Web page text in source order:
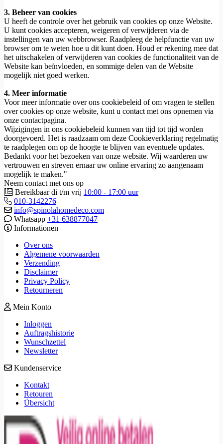
3. Beheer van cookies
U heeft de controle over het gebruik van cookies op onze Website.
U kunt cookies accepteren, weigeren of verwijderen via de
instellingen van uw webbrowser. Raadpleeg de helpfunctie van uw
browser om te weten hoe u dit kunt doen. Houd er rekening mee dat
het uitschakelen of verwijderen van cookies de functionaliteit van de
Website kan beïnvloeden, en sommige delen van de Website
mogelijk niet goed werken.
4. Meer informatie
Voor meer informatie over ons cookiebeleid of om vragen te stellen
over cookies op onze website, kunt u contact met ons opnemen via
onze contactpagina.
Wijzigingen in ons cookiebeleid kunnen van tijd tot tijd worden
doorgevoerd. Het is raadzaam om deze Cookieverklaring regelmatig
te raadplegen om op de hoogte te blijven van eventuele updates.
Bedankt voor het bezoeken van onze website. Wij waarderen uw
vertrouwen en streven ernaar uw online ervaring zo aangenaam
mogelijk te maken."
Neem contact met ons op
Bereikbaar di t/m vrij 10:00 - 17:00 uur
010-3142276
info@spinolahomedeco.com
Whatsapp +31 638877047
Informationen
Over ons
Algemene voorwaarden
Verzending
Disclaimer
Privacy Policy
Retourneren
Mein Konto
Inloggen
Auftragshistorie
Wunschzettel
Newsletter
Kundenservice
Kontakt
Retouren
Übersicht